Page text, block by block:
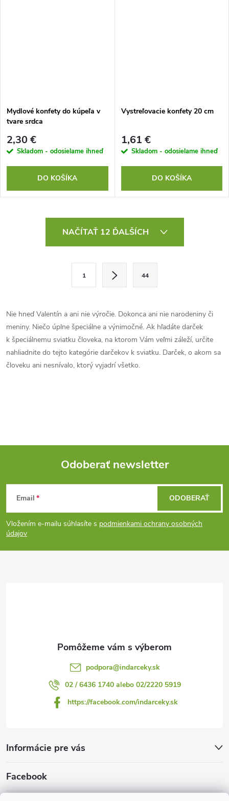
Mydlové konfety do kúpeľa v
tvare srdca
2,30 €
Skladom - odosielame ihneď
DO KOŠÍKA
Vystreľovacie konfety 20 cm
1,61 €
Skladom - odosielame ihneď
DO KOŠÍKA
d
a
c
i
v
v
ý
p
NAČÍTAŤ 12 ĎALŠÍCH
á
n
k
o
v
1 44
Nie hneď Valentín a ani nie výročie. Dokonca ani nie narodeniny či
meniny. Niečo úplne špeciálne a výnimočné. Ak hľadáte darček
k špeciálnemu sviatku človeka, na ktorom Vám veľmi záleží, určite
nahliadnite do tejto kategórie darčekov k sviatku. Darček, o akom sa
človeku ani nesnívalo, ktorý vyjadrí všetko.
Z
á
p
Odoberať newsletter
Email
Vložením e-mailu súhlasíte s podmienkami ochrany osobných
údajov
ODOBERAŤ
podpora@indarceky.sk
02 / 6436 1740 alebo 02/2220 5919
https://facebook.com/indarceky.sk
Informácie pre vás
Facebook